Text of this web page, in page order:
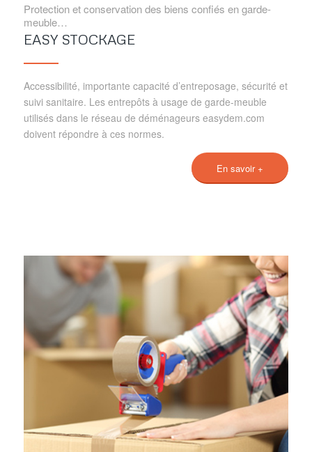
Protection et conservation des biens confiés en garde-
meuble…
EASY STOCKAGE
Accessibilité, importante capacité d’entreposage, sécurité et
suivi sanitaire. Les entrepôts à usage de garde-meuble
utilisés dans le réseau de déménageurs easydem.com
doivent répondre à ces normes.
En savoir +